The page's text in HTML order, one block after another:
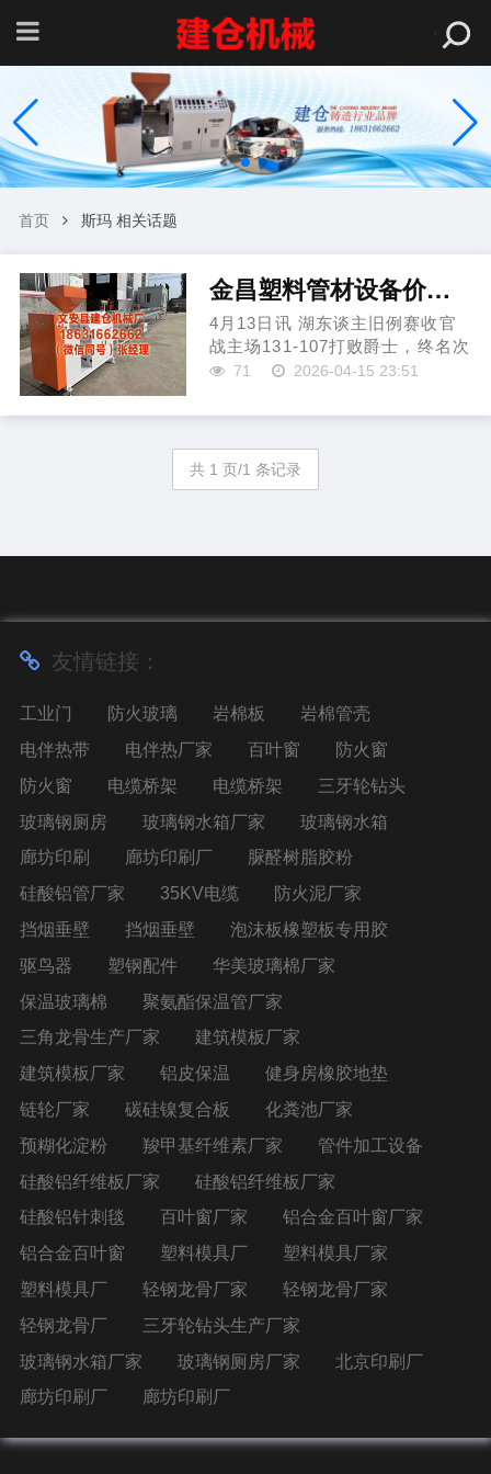
首页 斯玛 相关话题
金昌塑料管材设备价格 斯玛特谈主场势：你终归要上场球 但主场环境照实会有匡助
4月13日讯 湖东谈主旧例赛收官
战主场131-107打败爵士，终名次
西部四，季后赛轮对阵火箭。赛
体采访。 文安县建仓机械厂 谈及
谈：“某种经由上...
71 2026-04-15 23:51
共 1 页/1 条记录
友情链接：
工业门 防火玻璃 岩棉板
岩棉管壳
电伴热带
电伴热厂家 百叶窗
防火窗
防火窗
电缆桥架 电缆桥架
三牙轮钻头
玻璃钢厕房
玻璃钢水箱厂家
玻璃钢水箱
廊坊印刷
廊坊印刷厂
脲醛树脂胶粉
硅酸铝管厂家
35KV电缆
防火泥厂家
挡烟垂壁
挡烟垂壁
泡沫板橡塑板专用胶
驱鸟器
塑钢配件
华美玻璃棉厂家
保温玻璃棉
聚氨酯保温管厂家
三角龙骨生产厂家
建筑模板厂家
建筑模板厂家
铝皮保温
健身房橡胶地垫
链轮厂家
碳硅镍复合板
化粪池厂家
预糊化淀粉
羧甲基纤维素厂家
管件加工设备
硅酸铝纤维板厂家
硅酸铝纤维板厂家
硅酸铝针刺毯
百叶窗厂家
铝合金百叶窗厂家
铝合金百叶窗
塑料模具厂
塑料模具厂家
塑料模具厂
轻钢龙骨厂家
轻钢龙骨厂家
轻钢龙骨厂
三牙轮钻头生产厂家
玻璃钢水箱厂家
玻璃钢厕房厂家
北京印刷厂
廊坊印刷厂
廊坊印刷厂